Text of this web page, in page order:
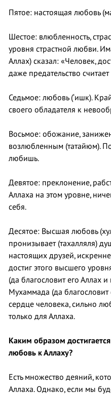
Пятое: настоящая любовь
Шестое: влюбленность,
уровня страстной любви.
Аллах) сказал: «Человек,
даже предательство
Седьмое: любовь (‘ишк).
своего обладателя к
Восьмое: обожание,
возлюбленным (татайюм).
любишь.
Девятое: преклонение,
Аллаха на этом уровне,
себя.
Десятое: Высшая любовь
пронизывает (тахалляля)
настоящих друзей,
достиг этого высшего
(да благословит его Аллах
Мухаммада (да благословит
сердце человека, сильно
только для Аллаха.
Каким образом
любовь к Аллаху?
Есть множество деяний,
Аллаха. Однако, если мы